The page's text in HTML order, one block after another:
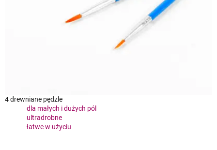
4 drewniane pędzle
dla małych i dużych pól
ultradrobne
łatwe w użyciu